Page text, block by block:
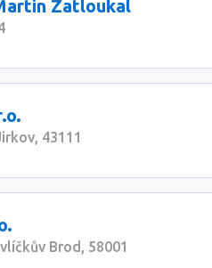
Zatloukal
43111
Brod, 58001